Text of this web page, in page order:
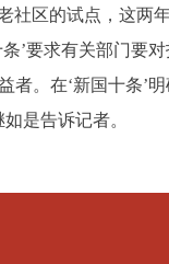
区的试点，这两
’要求有关部门要
。在‘新国十条’
是告诉记者。